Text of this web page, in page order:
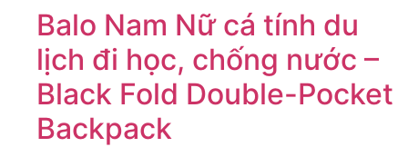
Balo Nam Nữ cá tính du
lịch đi học, chống nước –
Black Fold Double-Pocket
Backpack